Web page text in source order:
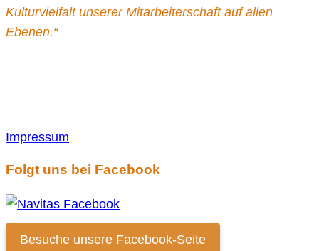
Kulturvielfalt unserer Mitarbeiterschaft auf allen
Ebenen.“
Impressum
Folgt uns bei Facebook
Besuche unsere Facebook-Seite